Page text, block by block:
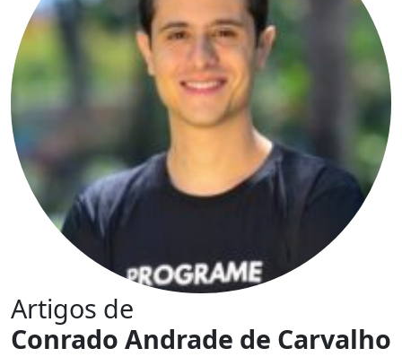
Artigos de
Conrado Andrade de Carvalho